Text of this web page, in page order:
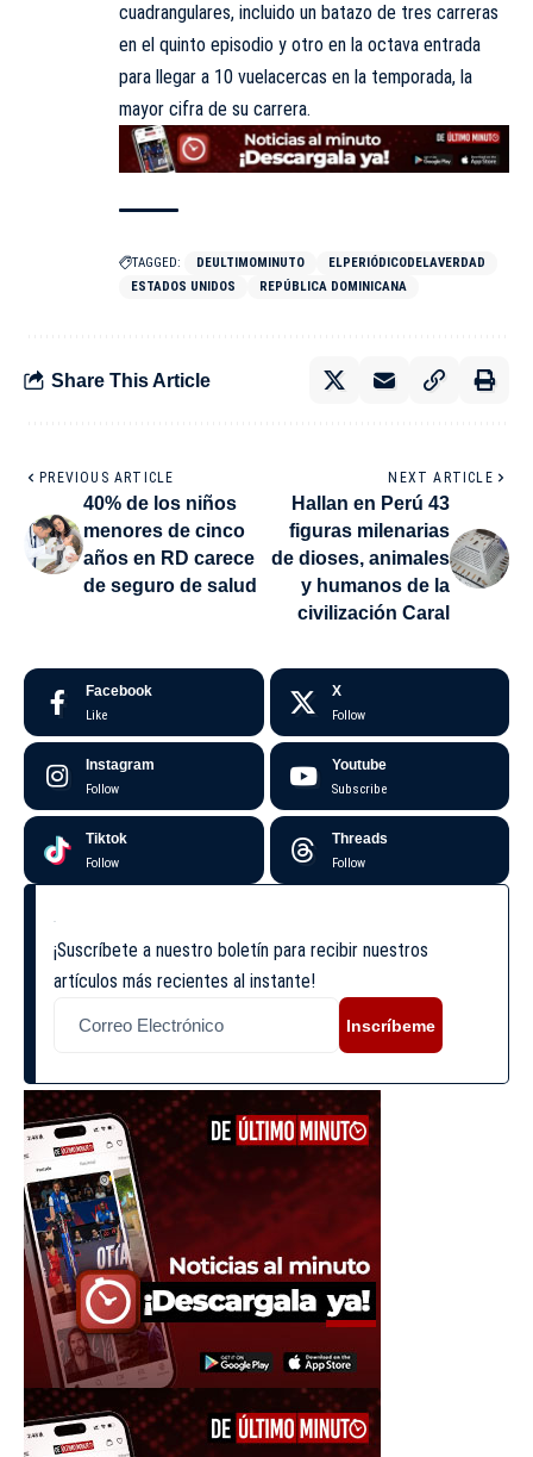
cuadrangulares, incluido un batazo de tres carreras
en el quinto episodio y otro en la octava entrada
para llegar a 10 vuelacercas en la temporada, la
mayor cifra de su carrera.
TAGGED: DEULTIMOMINUTO
ELPERIÓDICODELAVERDAD
ESTADOS UNIDOS
REPÚBLICA DOMINICANA
Share This Article
PREVIOUS ARTICLE
40% de los niños
menores de cinco
años en RD carece
de seguro de salud
NEXT ARTICLE
Hallan en Perú 43
figuras milenarias
de dioses, animales
y humanos de la
civilización Caral
Facebook
Like
X
Follow
Instagram
Follow
Youtube
Subscribe
Tiktok
Follow
Threads
Follow
¡Suscríbete a nuestro boletín para recibir nuestros
artículos más recientes al instante!
Inscríbeme